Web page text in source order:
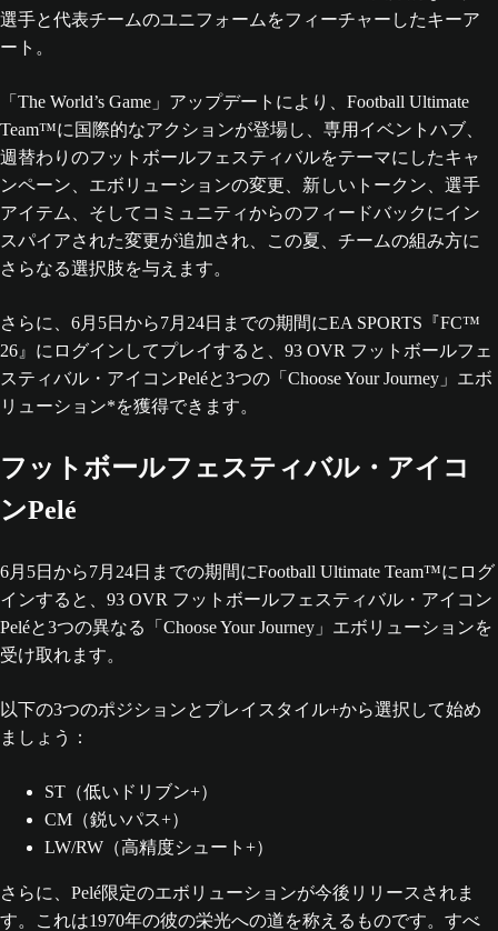
「The World’s Game」アップデートにより、Football Ultimate
Team™に国際的なアクションが登場し、専用イベントハブ、
週替わりのフットボールフェスティバルをテーマにしたキャ
ンペーン、エボリューションの変更、新しいトークン、選手
アイテム、そしてコミュニティからのフィードバックにイン
スパイアされた変更が追加され、この夏、チームの組み方に
さらなる選択肢を与えます。
さらに、6月5日から7月24日までの期間にEA SPORTS『FC™
26』にログインしてプレイすると、93 OVR フットボールフェ
スティバル・アイコンPeléと3つの「Choose Your Journey」エボ
リューション*を獲得できます。
フットボールフェスティバル・アイコ
ンPelé
6月5日から7月24日までの期間にFootball Ultimate Team™にログ
インすると、93 OVR フットボールフェスティバル・アイコン
Peléと3つの異なる「Choose Your Journey」エボリューションを
受け取れます。
以下の3つのポジションとプレイスタイル+から選択して始め
ましょう：
ST（低いドリブン+）
CM（鋭いパス+）
LW/RW（高精度シュート+）
さらに、Pelé限定のエボリューションが今後リリースされま
す。これは1970年の彼の栄光への道を称えるものです。すべ